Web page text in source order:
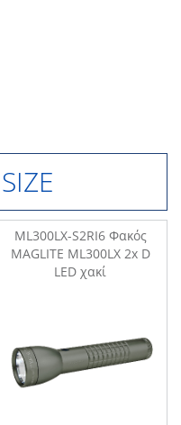
ML300LX-S2RI6 Φακός
MAGLITE ML300LX 2x D
LED χακί